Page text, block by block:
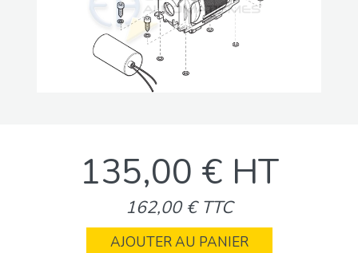
135,00 € HT
162,00 € TTC
AJOUTER AU PANIER